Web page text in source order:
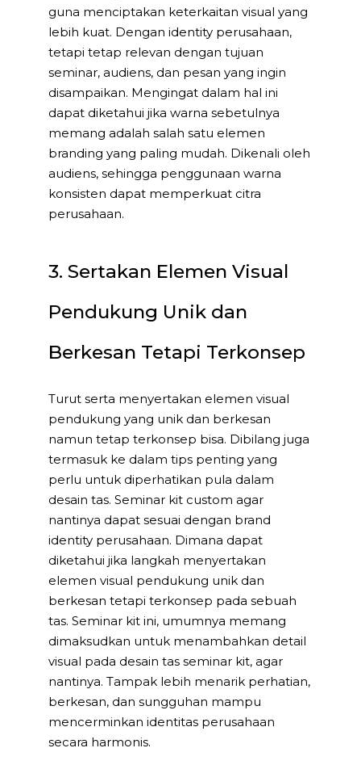
guna menciptakan keterkaitan visual yang
lebih kuat. Dengan identity perusahaan,
tetapi tetap relevan dengan tujuan
seminar, audiens, dan pesan yang ingin
disampaikan. Mengingat dalam hal ini
dapat diketahui jika warna sebetulnya
memang adalah salah satu elemen
branding yang paling mudah. Dikenali oleh
audiens, sehingga penggunaan warna
konsisten dapat memperkuat citra
perusahaan.
3. Sertakan Elemen Visual
Pendukung Unik dan
Berkesan Tetapi Terkonsep
Turut serta menyertakan elemen visual
pendukung yang unik dan berkesan
namun tetap terkonsep bisa. Dibilang juga
termasuk ke dalam tips penting yang
perlu untuk diperhatikan pula dalam
desain tas. Seminar kit custom agar
nantinya dapat sesuai dengan brand
identity perusahaan. Dimana dapat
diketahui jika langkah menyertakan
elemen visual pendukung unik dan
berkesan tetapi terkonsep pada sebuah
tas. Seminar kit ini, umumnya memang
dimaksudkan untuk menambahkan detail
visual pada desain tas seminar kit, agar
nantinya. Tampak lebih menarik perhatian,
berkesan, dan sungguhan mampu
mencerminkan identitas perusahaan
secara harmonis.